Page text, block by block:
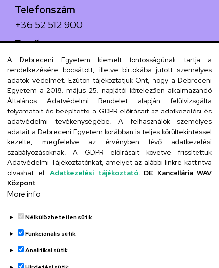
Telefonszám
+36 52 512 900
Email
arany.titkarsag@arany-alt.unideb.hu
Cím
4026 Debrecen, Arany János tér 1.
Szervezeti telefonkönyv
UD telefonkönyv
A Debreceni Egyetem kiemelt fontosságúnak tartja a
rendelkezésére bocsátott, illetve birtokába jutott személyes
adatok védelmét. Ezúton tájékoztatjuk Önt, hogy a Debreceni
Egyetem a 2018. május 25. napjától kötelezően alkalmazandó
Általános Adatvédelmi Rendelet alapján felülvizsgálta
folyamatait és beépítette a GDPR előírásait az adatkezelési és
adatvédelmi tevékenységébe. A felhasználók személyes
adatait a Debreceni Egyetem korábban is teljes körültekintéssel
kezelte, megfelelve az érvényben lévő adatkezelési
szabályozásoknak. A GDPR előírásait követve frissítettük
Adatvédelmi Tájékoztatónkat, amelyet az alábbi linkre kattintva
olvashat el: Adatkezelési tájékoztató. DE Kancellária WAV
Központ
More info
Nélkülözhetetlen sütik
Funkcionális sütik
Analitikai sütik